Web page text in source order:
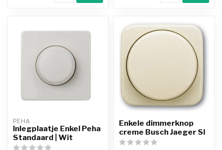
PEHA
Inlegplaatje Enkel Peha
Standaard | Wit
Enkele dimmerknop
creme Busch Jaeger SI